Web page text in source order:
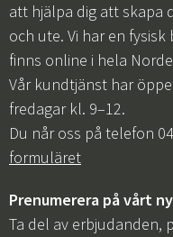
att hjälpa dig att skapa
och ute. Vi har en
finns online i hela
Vår kundtjänst har
fredagar kl. 9–12.
Du når oss på telefon
formuläret
Prenumerera på vårt
Ta del av erbjudanden,